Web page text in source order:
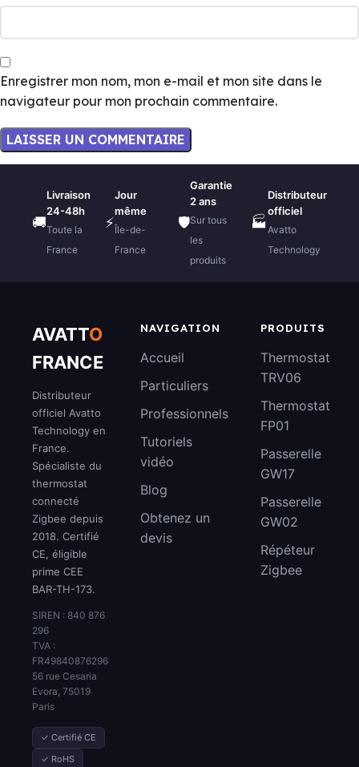
Enregistrer mon nom, mon e-mail et mon site dans le
navigateur pour mon prochain commentaire.
🚚
Livraison
24-48h
Toute la
France
⚡
Jour
même
Île-de-
France
🛡️
Garantie
2 ans
Sur tous
les
produits
🏭
Distributeur
officiel
Avatto
Technology
AVATTO
FRANCE
Distributeur
officiel Avatto
Technology en
France.
Spécialiste du
thermostat
connecté
Zigbee depuis
2018. Certifié
CE, éligible
prime CEE
BAR-TH-173.
SIREN : 840 876
296
TVA :
FR49840876296
56 rue Cesaria
Evora, 75019
Paris
✓ Certifié CE
✓ RoHS
NAVIGATION
Accueil
Particuliers
Professionnels
Tutoriels
vidéo
Blog
Obtenez un
devis
PRODUITS
Thermostat
TRV06
Thermostat
FP01
Passerelle
GW17
Passerelle
GW02
Répéteur
Zigbee